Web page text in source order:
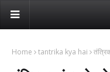
Home tantrika kya hai